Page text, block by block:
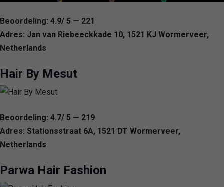
Beoordeling: 4.9/ 5 — 221
Adres: Jan van Riebeeckkade 10, 1521 KJ Wormerveer,
Netherlands
Hair By Mesut
Beoordeling: 4.7/ 5 — 219
Adres: Stationsstraat 6A, 1521 DT Wormerveer,
Netherlands
Parwa Hair Fashion